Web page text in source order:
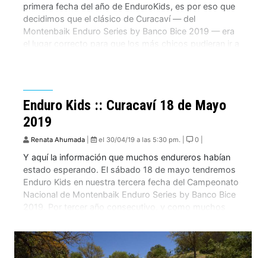
primera fecha del año de EnduroKids, es por eso que
decidimos que el clásico de Curacaví — del
Montenbaik Enduro Series by Banco Bice 2019 — era
el lugar correcto para que los más chicos pudieran ir a
Enduro Kids :: Curacaví 18 de Mayo
2019
Renata Ahumada el 30/04/19 a las 5:30 pm. | 0 |
Y aquí la información que muchos endureros habían
estado esperando. El sábado 18 de mayo tendremos
Enduro Kids en nuestra tercera fecha del Campeonato
Nacional de Montenbaik Enduro Series by Banco Bice
2019. Por tercer año consecutivo, y como muchos
oportunidad para que los más pequeños también
puedan […]